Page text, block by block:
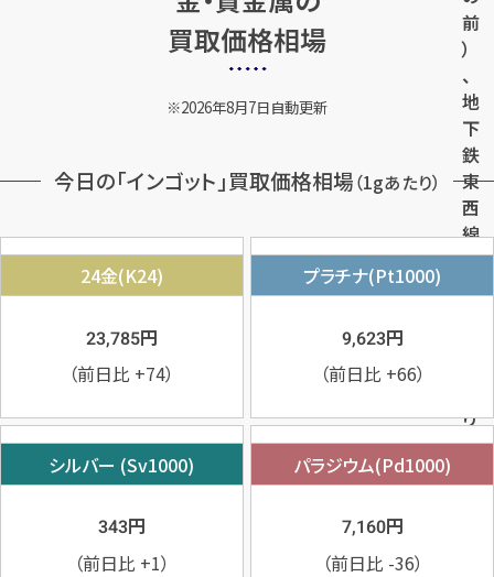
前
）
、
地
下
鉄
東
西
線
出
り
１
買取価格相場
2026年8月7日自動更新
今日の「インゴット」買取価格相場（1gあたり）
24金(K24)
23,785円
（前日比 +74）
プラチナ(Pt1000)
9,623円
（前日比 +66）
シルバー (Sv1000)
343円
（前日比 +1）
パラジウム(Pd1000)
7,160円
（前日比 -36）